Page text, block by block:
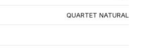
QUARTET NATURAL